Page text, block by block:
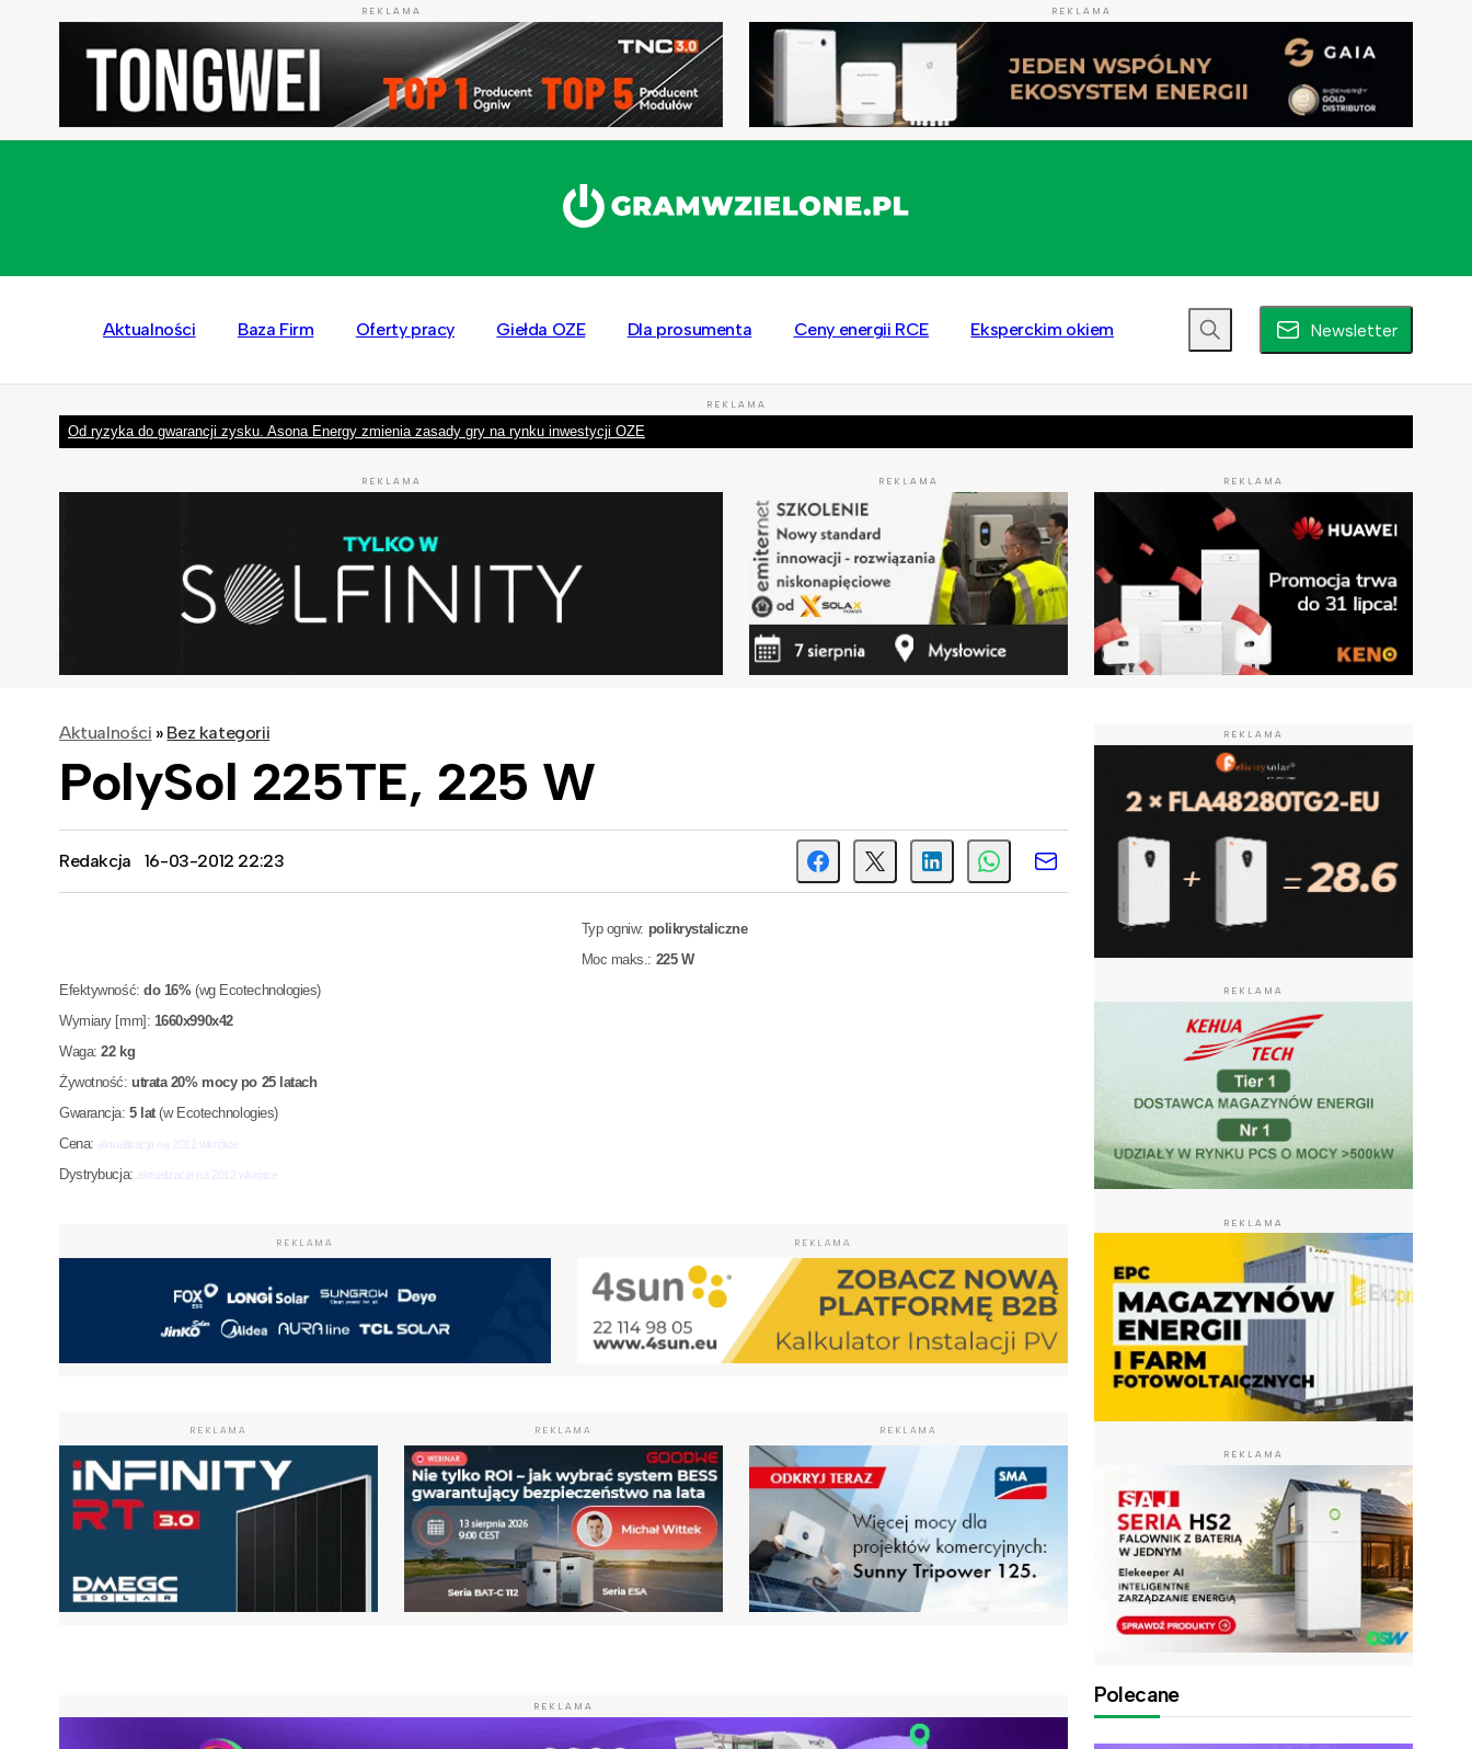
REKLAMA REKLAMA
Aktualności Baza Firm Oferty pracy Giełda OZE Dla prosumenta Ceny energii RCE Eksperckim okiem Newsletter
REKLAMA
Od ryzyka do gwarancji zysku. Asona Energy zmienia zasady gry na rynku inwestycji OZE
REKLAMA REKLAMA REKLAMA
Aktualności » Bez kategorii
PolySol 225TE, 225 W
Redakcja 16-03-2012 22:23
Typ ogniw: polikrystaliczne
Moc maks.: 225 W
Efektywność:do 16%(wg Ecotechnologies)
Wymiary [mm]: 1660x990x42
Waga:22 kg
Żywotność:utrata 20% mocy po 25 latach
Gwarancja:5 lat(w Ecotechnologies)
Cena:
aktualizacja na 2012 wkrótce
Dystrybucja: aktualizacja na 2012 wkrótce
REKLAMA REKLAMA
REKLAMA REKLAMA REKLAMA
REKLAMA
REKLAMA
REKLAMA
REKLAMA
REKLAMA
Polecane